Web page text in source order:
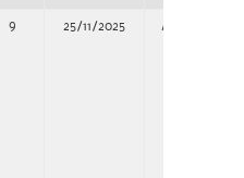
9 25/11/2025 Adjudicación